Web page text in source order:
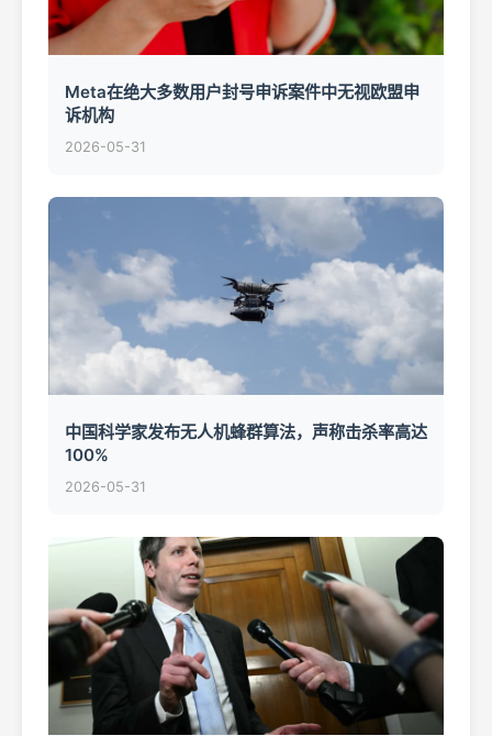
Meta在绝大多数用户封号申诉案件中无视欧盟申
诉机构
2026-05-31
中国科学家发布无人机蜂群算法，声称击杀率高达
100%
2026-05-31